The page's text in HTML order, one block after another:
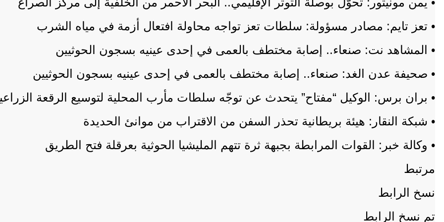
• تعز تايم: مصادر مسؤولة: سلطات تعز تواجه محاولة افتعال أزمة في مياه الشرب
• المشاهد نت: صنعاء.. إصابة مختطف بالعمى في إحدى عينيه بسجون الحوثيين
• صحيفة عدن الغد: صنعاء.. إصابة مختطف بالعمى في إحدى عينيه بسجون الحوثيين
• بران برس: الوكيل “مفتاح” يتحدث عن توجّه سلطات مأرب المحلية لتوسيع الرقعة
• شبكة النقار: هيئة بريطانية تحذر السفن من الاقتراب من موانئ الحديدة
• وكالة خبر: القوات المرابطة بجبهة ثرة تتهم المليشيا الحوثية بعرقلة فتح الطريق
مرتبط
نسخ الرابط
تم نسخ الرابط